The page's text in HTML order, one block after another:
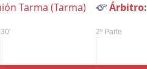
Tarma (Tarma) Árbitro:
30' 2º Parte